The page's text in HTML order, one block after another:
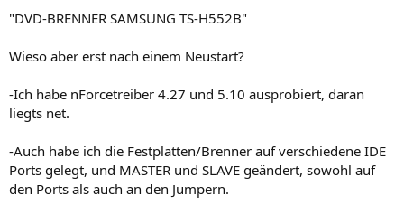
"DVD-BRENNER SAMSUNG TS-H552B"
Wieso aber erst nach einem Neustart?
-Ich habe nForcetreiber 4.27 und 5.10 ausprobiert, daran
liegts net.
-Auch habe ich die Festplatten/Brenner auf verschiedene IDE
Ports gelegt, und MASTER und SLAVE geändert, sowohl auf
den Ports als auch an den Jumpern.